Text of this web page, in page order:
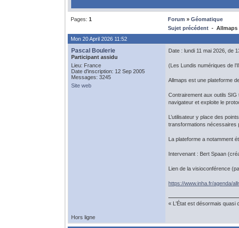
Pages: 1 Forum » Géomatique
Sujet précédent - Allmaps
Mon 20 April 2026 11:52
Pascal Boulerie
Participant assidu
Lieu: France
Date d'inscription: 12 Sep 2005
Messages: 3245
Site web
Date : lundi 11 mai 2026, de
(Les Lundis numériques de
Allmaps est une plateforme
Contrairement aux outils SIG
navigateur et exploite le
L’utilisateur y place des
transformations nécessaires
La plateforme a notamment
Intervenant : Bert Spaan
Lien de la visioconférence
https://www.inha.fr/agenda/
« L'État est désormais quasi
Hors ligne